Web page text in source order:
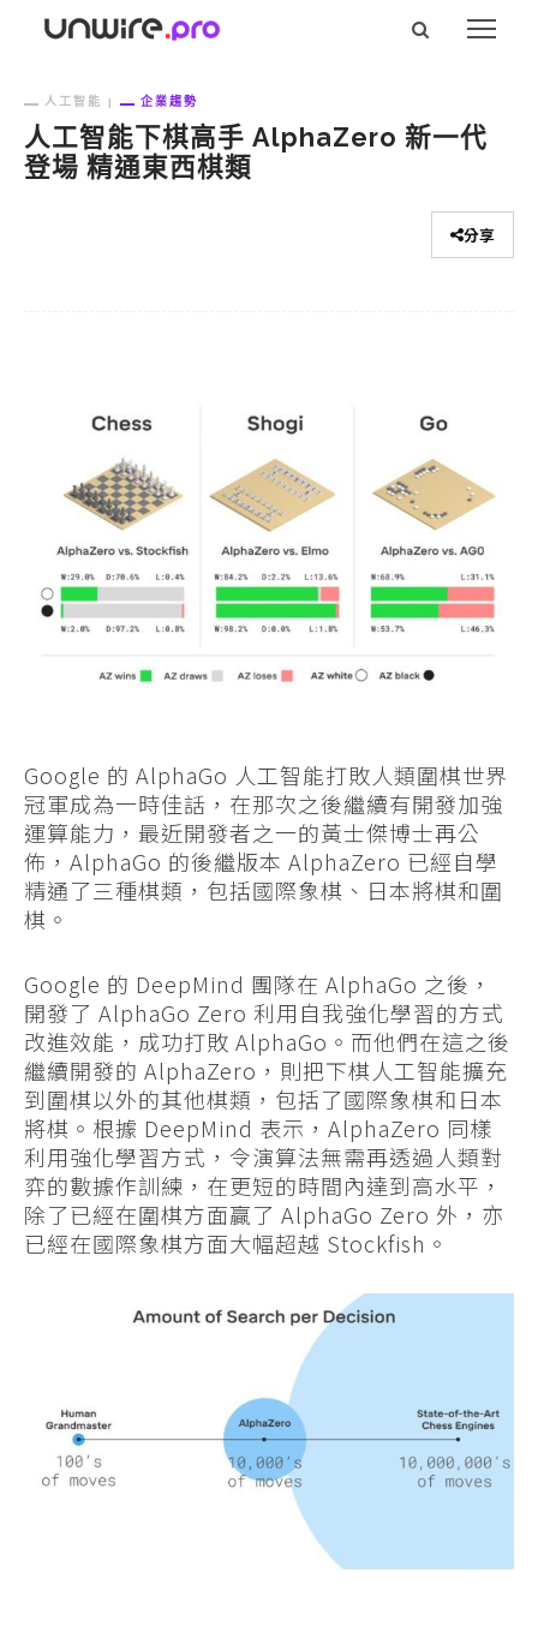
人工智能 企業趨勢
人工智能下棋高手 AlphaZero 新一代
登場 精通東西棋類
分享
Google 的 AlphaGo 人工智能打敗人類圍棋世界
冠軍成為一時佳話，在那次之後繼續有開發加強
運算能力，最近開發者之一的黃士傑博士再公
佈，AlphaGo 的後繼版本 AlphaZero 已經自學
精通了三種棋類，包括國際象棋、日本將棋和圍
棋。
Google 的 DeepMind 團隊在 AlphaGo 之後，
開發了 AlphaGo Zero 利用自我強化學習的方式
改進效能，成功打敗 AlphaGo。而他們在這之後
繼續開發的 AlphaZero，則把下棋人工智能擴充
到圍棋以外的其他棋類，包括了國際象棋和日本
將棋。根據 DeepMind 表示，AlphaZero 同樣
利用強化學習方式，令演算法無需再透過人類對
弈的數據作訓練，在更短的時間內達到高水平，
除了已經在圍棋方面贏了 AlphaGo Zero 外，亦
已經在國際象棋方面大幅超越 Stockfish。